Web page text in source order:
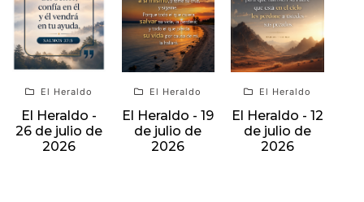
El Heraldo
El Heraldo -
26 de julio de
2026
El Heraldo
El Heraldo - 19
de julio de
2026
El Heraldo
El Heraldo - 12
de julio de
2026